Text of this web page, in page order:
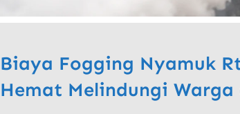
Biaya Fogging Nyamuk
Hemat Melindungi Warga